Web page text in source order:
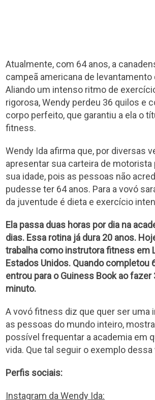
Atualmente, com 64 anos, a
campeã americana de levantamento
Aliando um intenso ritmo de
rigorosa, Wendy perdeu 36 quilos e
corpo perfeito, que garantiu a ela o
fitness.
Wendy Ida afirma que, por diversas
apresentar sua carteira de motorista
sua idade, pois as pessoas não
pudesse ter 64 anos. Para a vovó
da juventude é dieta e exercício
Ela passa duas horas por dia na
dias. Essa rotina já dura 20 anos.
trabalha como instrutora fitness em
Estados Unidos. Quando completou
entrou para o Guiness Book ao
minuto.
A vovó fitness diz que quer ser uma
as pessoas do mundo inteiro,
possível frequentar a academia em
vida. Que tal seguir o exemplo dessa
Perfis sociais:
Instagram da Wendy Ida: